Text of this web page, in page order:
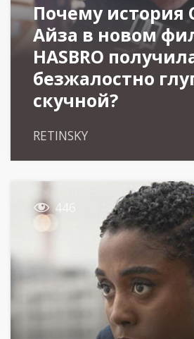
Почему история
Айза в новом
HASBRO
безжалостно
скучной?
RETINSKY
 446